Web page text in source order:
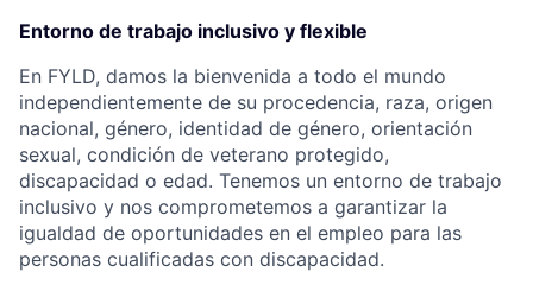
Entorno de trabajo inclusivo y flexible
En FYLD, damos la bienvenida a todo el mundo
independientemente de su procedencia, raza, origen
nacional, género, identidad de género, orientación
sexual, condición de veterano protegido,
discapacidad o edad. Tenemos un entorno de trabajo
inclusivo y nos comprometemos a garantizar la
igualdad de oportunidades en el empleo para las
personas cualificadas con discapacidad.